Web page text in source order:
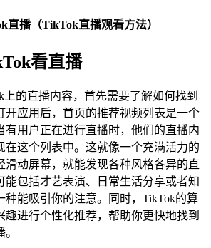
直播（TikTok直播观看方法）
看直播
上的直播内容，首先需要了解如何找到
开应用后，首页的推荐视频列表是一个
有用户正在进行直播时，他们的直播内
在这个列表中。这就像一个充满活力的
滑动屏幕，就能发现各种风格各异的直
能包括才艺表演、日常生活分享或者知
种能吸引你的注意。同时，TikTok的算
趣进行个性化推荐，帮助你更快地找到